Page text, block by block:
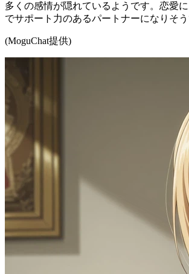
多くの感情が隠れているようです。恋愛
でサポート力のあるパートナーになりそう
(MoguChat提供)